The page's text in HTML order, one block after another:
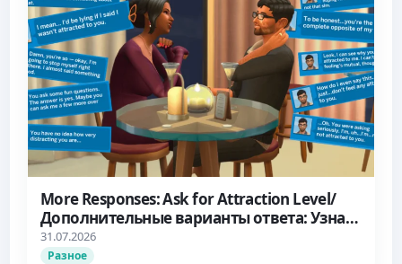
More Responses: Ask for Attraction Level/
Дополнительные варианты ответа: Узнать
об уровне влечения
31.07.2026
Разное